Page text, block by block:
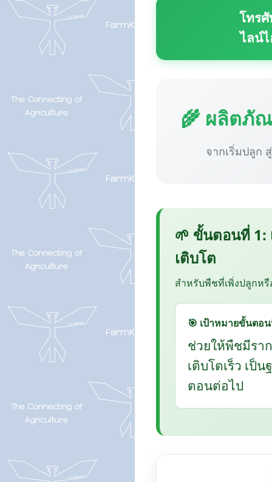
โทร
ไลน์
🌾 ผลิตภั
จากเริ่มปลูก
🌱 ขั้นตอนที่ 1:
เติบโต
สำหรับพืชที่เพิ่งปลูกหรื
🎯 เป้าหมายขั้นตอ
ช่วยให้พืชมีรา
เติบโตเร็ว เ
ตอนต่อไป